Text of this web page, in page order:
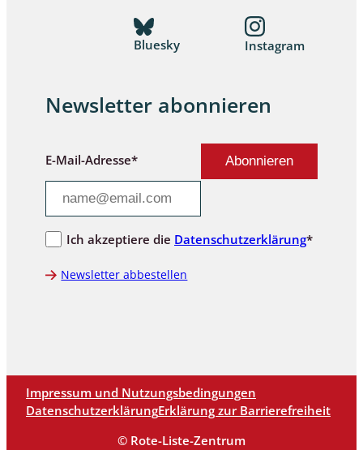
Bluesky Instagram
Newsletter abonnieren
E-Mail-Adresse*
Ich akzeptiere die Datenschutzerklärung*
Newsletter abbestellen
Impressum und Nutzungsbedingungen
DatenschutzerklärungErklärung zur Barrierefreiheit
© Rote-Liste-Zentrum